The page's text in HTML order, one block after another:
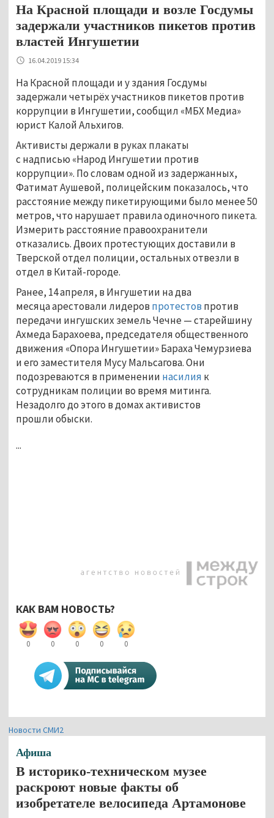
На Красной площади и возле Госдумы
задержали участников пикетов против
властей Ингушетии
16.04.2019 15:34
На Красной площади и у здания Госдумы
задержали четырёх участников пикетов против
коррупции в Ингушетии, сообщил «МБХ Медиа»
юрист Калой Альхигов.
Активисты держали в руках плакаты
с надписью «Народ Ингушетии против
коррупции». По словам одной из задержанных,
Фатимат Аушевой, полицейским показалось, что
расстояние между пикетирующими было менее 50
метров, что нарушает правила одиночного пикета.
Измерить расстояние правоохранители
отказались. Двоих протестующих доставили в
Тверской отдел полиции, остальных отвезли в
отдел в Китай-городе.
Ранее, 14 апреля, в Ингушетии на два
месяца арестовали лидеров протестов против
передачи ингушских земель Чечне — старейшину
Ахмеда Барахоева, председателя общественного
движения «Опора Ингушетии» Бараха Чемурзиева
и его заместителя Мусу Мальсагова. Они
подозреваются в применении насилия к
сотрудникам полиции во время митинга.
Незадолго до этого в домах активистов
прошли обыски.
...
КАК ВАМ НОВОСТЬ?
0 0 0 0 0
Новости СМИ2
Афиша
В историко-техническом музее
раскроют новые факты об
изобретателе велосипеда Артамонове